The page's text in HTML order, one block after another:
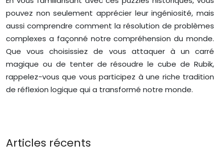
pouvez non seulement apprécier leur ingéniosité, mais
aussi comprendre comment la résolution de problèmes
complexes a façonné notre compréhension du monde.
Que vous choisissiez de vous attaquer à un carré
magique ou de tenter de résoudre le cube de Rubik,
rappelez-vous que vous participez à une riche tradition
de réflexion logique qui a transformé notre monde.
Articles récents